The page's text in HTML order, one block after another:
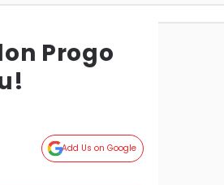
Progo
Add Us on Google